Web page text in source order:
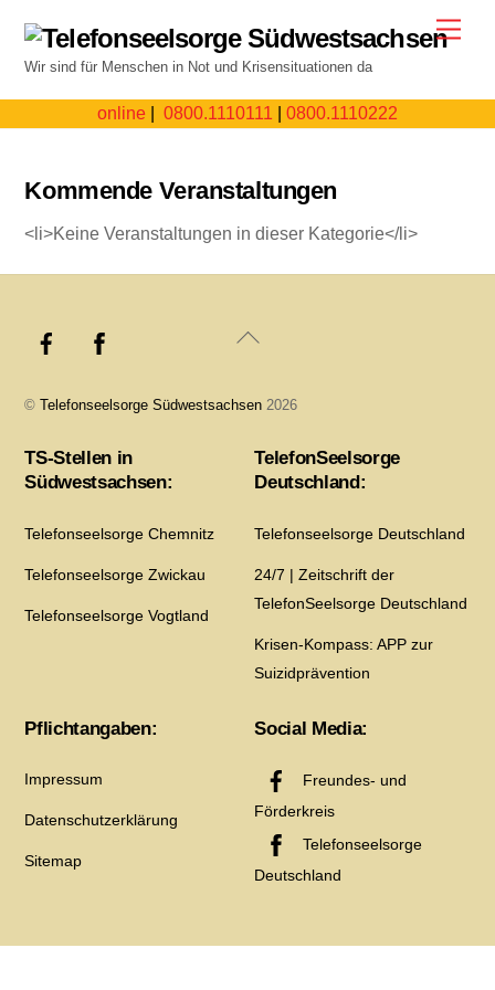
content
Wir sind für Menschen in Not und Krisensituationen da
online 0800.1110111 0800.1110222
Kommende Veranstaltungen
<li>Keine Veranstaltungen in dieser Kategorie</li>
Back
©Telefonseelsorge Südwestsachsen 2026
TS-Stellen in
Südwestsachsen:
Telefonseelsorge Chemnitz
Telefonseelsorge Zwickau
Telefonseelsorge Vogtland
TelefonSeelsorge
Deutschland:
Telefonseelsorge Deutschland
24/7 | Zeitschrift der
TelefonSeelsorge Deutschland
Krisen-Kompass: APP zur
Suizidprävention
Pflichtangaben:
Impressum
Datenschutzerklärung
Sitemap
Social Media:
Freundes- und
Förderkreis
Telefonseelsorge
Deutschland